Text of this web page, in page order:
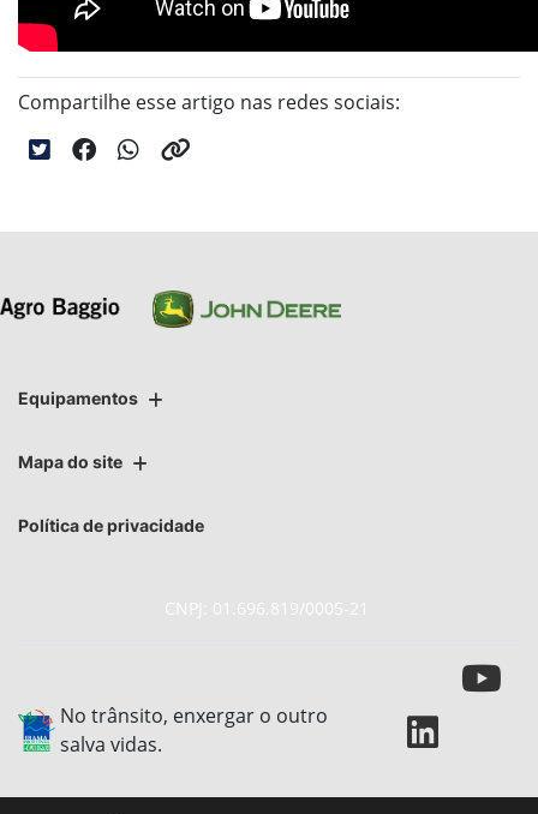
Compartilhe esse artigo nas redes sociais:
Equipamentos
Mapa do site
Política de privacidade
CNPJ: 01.696.819/0005-21
No trânsito, enxergar o outro
salva vidas.